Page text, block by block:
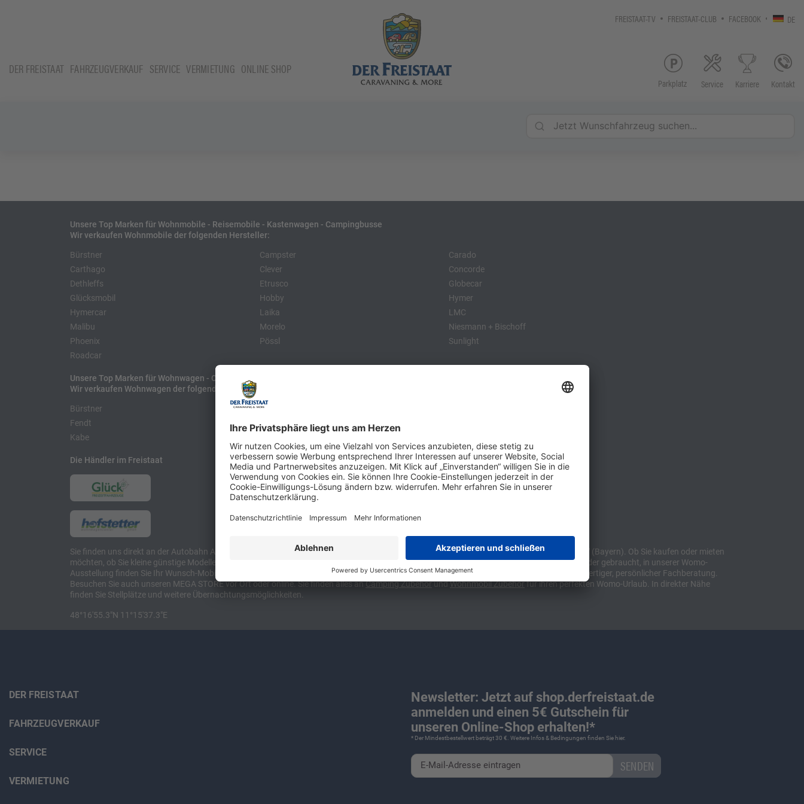
FREISTAAT-TV FREISTAAT-CLUB FACEBOOK DE
DER FREISTAAT FAHRZEUGVERKAUF SERVICE VERMIETUNG ONLINE SHOP
Parkplatz Service Karriere Kontakt
Unsere Top Marken für Wohnmobile - Reisemobile - Kastenwagen - Campingbusse
Wir verkaufen Wohnmobile der folgenden Hersteller:
Bürstner
Carthago
Dethleffs
Glücksmobil
Hymercar
Malibu
Phoenix
Roadcar
Campster
Clever
Etrusco
Hobby
Laika
Morelo
Pössl
Carado
Concorde
Globecar
Hymer
LMC
Niesmann + Bischoff
Sunlight
Unsere Top Marken für Wohnwagen - Caravans
Wir verkaufen Wohnwagen der folgenden Hersteller:
Bürstner
Fendt
Kabe
Hobby
LMC
Die Händler im Freistaat
Sie finden uns direkt an der Autobahn A8 zwischen München und Stuttgart, 10 Minuten vor der Stadtgrenze Münchens, Ausfahrt "Sulzemoos" (Bayern). Ob Sie kaufen oder mieten
möchten, ob Sie kleine günstige Modelle suchen, etwa kompakte Camper Vans, oder den puren Luxus. Ob Caravan oder Wohnmobil, ob neu oder gebraucht, in unserer Womo-
Ausstellung finden Sie Ihr Wunsch-Mobil und alles für Camping und Caravaning! Wohnmobilverkauf und Wohnwagenverkauf inklusive hochwertiger, persönlicher Fachberatung.
Besuchen Sie auch unseren MEGA STORE vor Ort oder online. Sie finden alles anCampingZubehörundWohnmobil Zubehörfür ihren perfekten Womo-Urlaub. In direkter Nähe
finden Sie Stellplätze und weitere Übernachtungsmöglichkeiten.
48°16'55.3"N 11°15'37.3"E
DER FREISTAAT
FAHRZEUGVERKAUF
SERVICE
VERMIETUNG
Newsletter: Jetzt auf shop.derfreistaat.de
anmelden und einen 5€ Gutschein für
unseren Online-Shop erhalten!*
* Der Mindestbestellwert beträgt 30 €. Weitere Infos & Bedingungen finden Sie hier.